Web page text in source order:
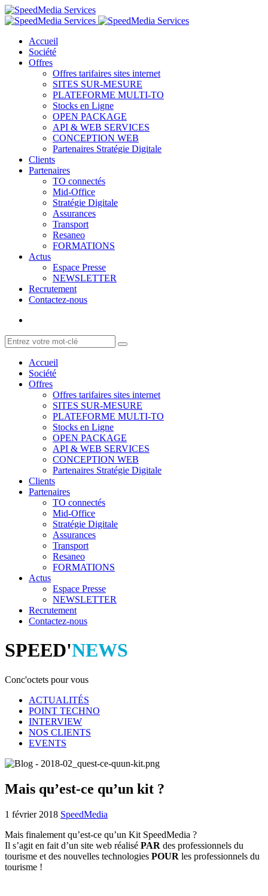
Accueil
Société
Offres
Offres tarifaires sites internet
SITES SUR-MESURE
PLATEFORME MULTI-TO
Stocks en Ligne
OPEN PACKAGE
API & WEB SERVICES
CONCEPTION WEB
Partenaires Stratégie Digitale
Clients
Partenaires
TO connectés
Mid-Office
Stratégie Digitale
Assurances
Transport
Resaneo
FORMATIONS
Actus
Espace Presse
NEWSLETTER
Recrutement
Contactez-nous
Accueil
Société
Offres
Offres tarifaires sites internet
SITES SUR-MESURE
PLATEFORME MULTI-TO
Stocks en Ligne
OPEN PACKAGE
API & WEB SERVICES
CONCEPTION WEB
Partenaires Stratégie Digitale
Clients
Partenaires
TO connectés
Mid-Office
Stratégie Digitale
Assurances
Transport
Resaneo
FORMATIONS
Actus
Espace Presse
NEWSLETTER
Recrutement
Contactez-nous
SPEED'NEWS
Conc'octets pour vous
ACTUALITÉS
POINT TECHNO
INTERVIEW
NOS CLIENTS
EVENTS
Mais qu’est-ce qu’un kit ?
1 février 2018 SpeedMedia
Mais finalement qu’est-ce qu’un Kit SpeedMedia ?
Il s’agit en fait d’un site web réalisé PAR des professionnels du
tourisme et des nouvelles technologies POUR les professionnels du
tourisme !